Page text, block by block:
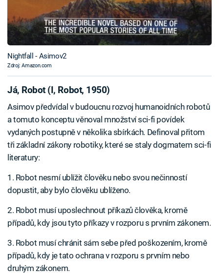
Nightfall - Asimov2
Zdroj: Amazon.com
Já, Robot (I, Robot, 1950)
Asimov předvídal v budoucnu rozvoj humanoidních robotů
a tomuto konceptu věnoval množství sci-fi povídek
vydaných postupně v několika sbírkách. Definoval přitom
tři základní zákony robotiky, které se staly dogmatem sci-fi
literatury:
1. Robot nesmí ublížit člověku nebo svou nečinností
dopustit, aby bylo člověku ublíženo.
2. Robot musí uposlechnout příkazů člověka, kromě
případů, kdy jsou tyto příkazy v rozporu s prvním zákonem.
3. Robot musí chránit sám sebe před poškozením, kromě
případů, kdy je tato ochrana v rozporu s prvním nebo
druhým zákonem.